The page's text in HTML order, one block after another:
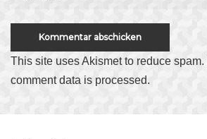
This site uses Akismet to reduce spam.
comment data is processed.